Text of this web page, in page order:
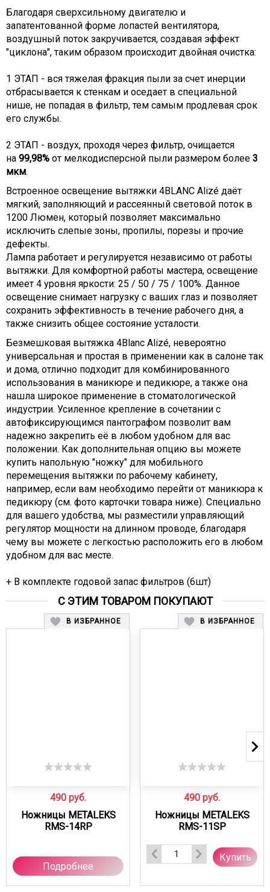
Благодаря сверхсильному двигателю и
запатентованной форме лопастей вентилятора,
воздушный поток закручивается, создавая эффект
"циклона", таким образом происходит двойная очистка:
1 ЭТАП - вся тяжелая фракция пыли за счет инерции
отбрасывается к стенкам и оседает в специальной
нише, не попадая в фильтр, тем самым продлевая срок
его службы.
2 ЭТАП - воздух, проходя через фильтр, очищается
на 99,98% от мелкодисперсной пыли размером более 3
мкм.
Встроенное освещение вытяжки 4BLANC Alizé даёт
мягкий, заполняющий и рассеянный световой поток в
1200 Люмен, который позволяет максимально
исключить слепые зоны, пропилы, порезы и прочие
дефекты.
Лампа работает и регулируется независимо от работы
вытяжки. Для комфортной работы мастера, освещение
имеет 4 уровня яркости: 25 / 50 / 75 / 100%. Данное
освещение снимает нагрузку с ваших глаз и позволяет
сохранить эффективность в течение рабочего дня, а
также снизить общее состояние усталости.
Безмешковая вытяжка 4Blanc Alizé, невероятно
универсальная и простая в применении как в салоне так
и дома, отлично подходит для комбинированного
использования в маникюре и педикюре, а также она
нашла широкое применение в стоматологической
индустрии. Усиленное крепление в сочетании с
автофиксирующимся пантографом позволит вам
надежно закрепить её в любом удобном для вас
положении. Как дополнительная опцию вы можете
купить напольную "ножку" для мобильного
перемещения вытяжки по рабочему кабинету,
например, если вам необходимо перейти от маникюра к
педикюру (см. фото карточки товара ниже). Специально
для вашего удобства, мы разместили управляющий
регулятор мощности на длинном проводе, благодаря
чему вы можете с легкостью расположить его в любом
удобном для вас месте.
+ В комплекте годовой запас фильтров (6шт)
С ЭТИМ ТОВАРОМ ПОКУПАЮТ
В ИЗБРАННОЕ
490 руб.
Ножницы METALEKS
RMS-14RP
Подробнее
В ИЗБРАННОЕ
490 руб.
Ножницы METALEKS
RMS-11SP
Купить